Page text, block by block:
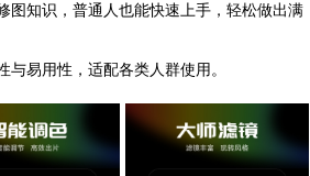
知识，普通人也能快速上手，轻松做出满
易用性，适配各类人群使用。